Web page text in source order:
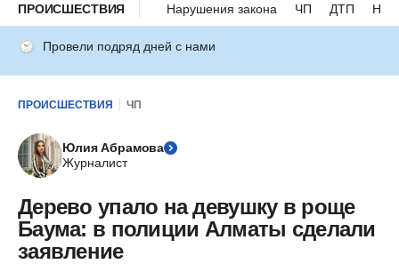
ПРОИСШЕСТВИЯ Нарушения закона ЧП ДТП
Провели подряд дней с нами
ПРОИСШЕСТВИЯ ЧП
Юлия Абрамова
Журналист
Дерево упало на девушку в роще
Баума: в полиции Алматы сделали
заявление